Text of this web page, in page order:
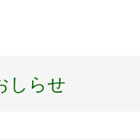
経営理念
しらせ